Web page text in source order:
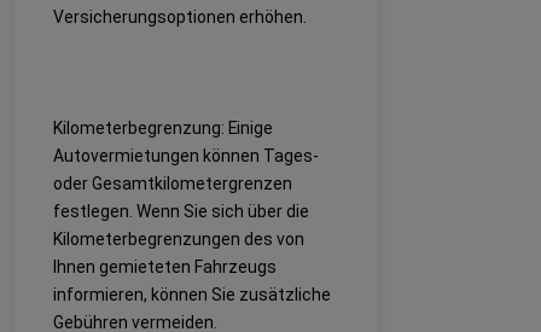
Versicherungsoptionen erhöhen.
Kilometerbegrenzung: Einige
Autovermietungen können Tages-
oder Gesamtkilometergrenzen
festlegen. Wenn Sie sich über die
Kilometerbegrenzungen des von
Ihnen gemieteten Fahrzeugs
informieren, können Sie zusätzliche
Gebühren vermeiden.